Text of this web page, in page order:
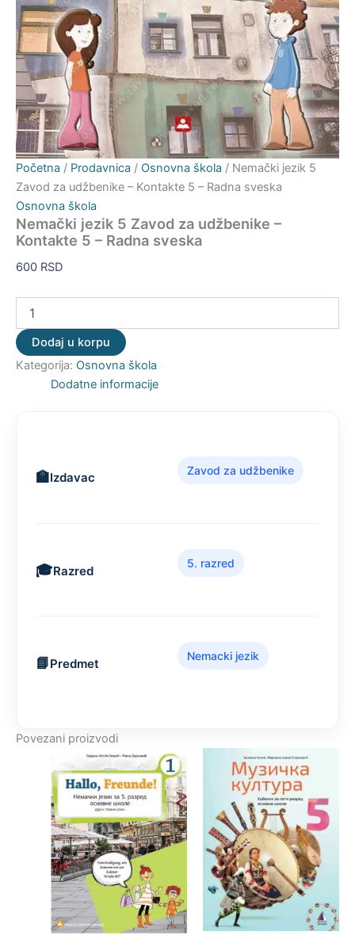
Početna / Prodavnica / Osnovna škola / Nemački jezik 5
Zavod za udžbenike – Kontakte 5 – Radna sveska
Osnovna škola
Nemački jezik 5 Zavod za udžbenike –
Kontakte 5 – Radna sveska
600 RSD
Dodaj u korpu
Kategorija: Osnovna škola
Dodatne informacije
Izdavac
Zavod za udžbenike
Razred
5. razred
Predmet
Nemacki jezik
Povezani proizvodi